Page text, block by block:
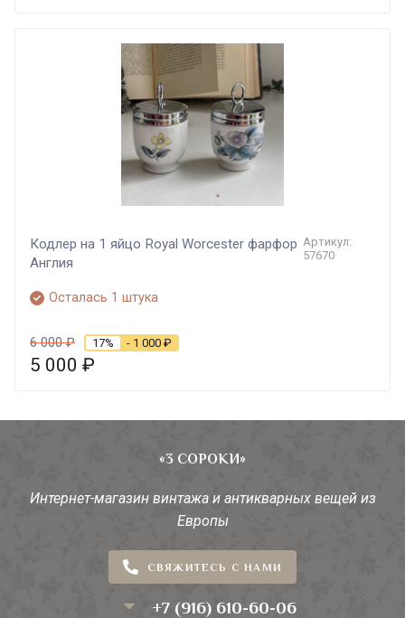
Кодлер на 1 яйцо Royal Worcester фарфор
Англия
Артикул:
57670
Осталась 1 штука
6 000₽ 17% - 1 000 ₽
5 000 ₽
«3 СОРОКИ»
Интернет-магазин винтажа и антикварных вещей из
Европы
СВЯЖИТЕСЬ С НАМИ
+7 (916) 610-60-06